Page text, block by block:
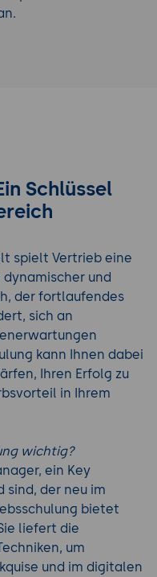
Schlüssel
spielt Vertrieb eine
und
der fortlaufendes
sich an
kann Ihnen dabei
Ihren Erfolg zu
in Ihrem
wichtig?
ein Key
sind, der neu im
bietet
liefert die
um
und im digitalen